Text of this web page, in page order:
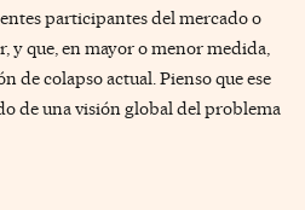
participantes del mercado o
que, en mayor o menor medida,
de colapso actual. Pienso que ese
de una visión global del problema